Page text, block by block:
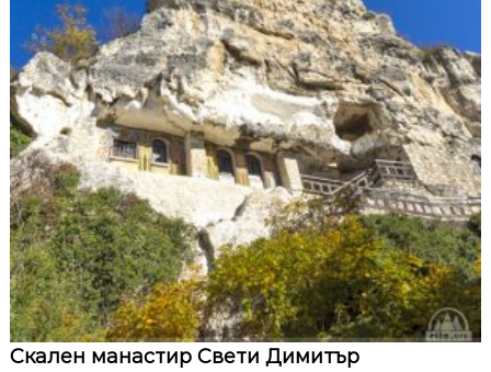
Скален манастир Свети Димитър